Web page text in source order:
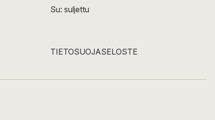
Su: suljettu
TIETOSUOJASELOSTE